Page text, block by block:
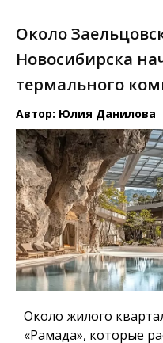
Около
Новосибирска
термального
Автор: Юлия Данилова
Около жилого
«Рамада», которые